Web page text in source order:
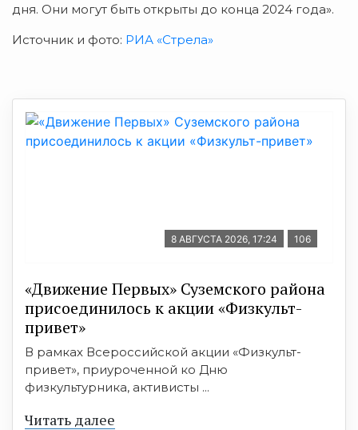
дня. Они могут быть открыты до конца 2024 года».
Источник и фото: РИА «Стрела»
8 АВГУСТА 2026, 17:24 106
«Движение Первых» Суземского района
присоединилось к акции «Физкульт-
привет»
В рамках Всероссийской акции «Физкульт-
привет», приуроченной ко Дню
физкультурника, активисты ...
Читать далее